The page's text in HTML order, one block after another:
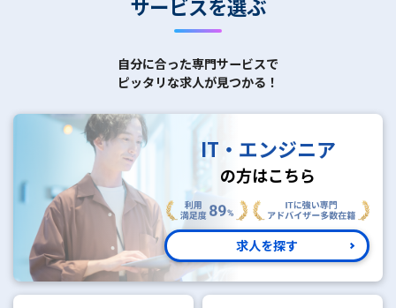
サービスを選ぶ
自分に合った専門サービスで
ピッタリな求人が見つかる！
IT・エンジニア
の方はこちら
求人を探す